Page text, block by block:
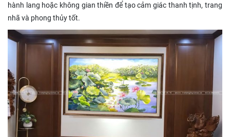
hành lang hoặc không gian thiền để tạo cảm giác thanh tịnh, trang
nhã và phong thủy tốt.